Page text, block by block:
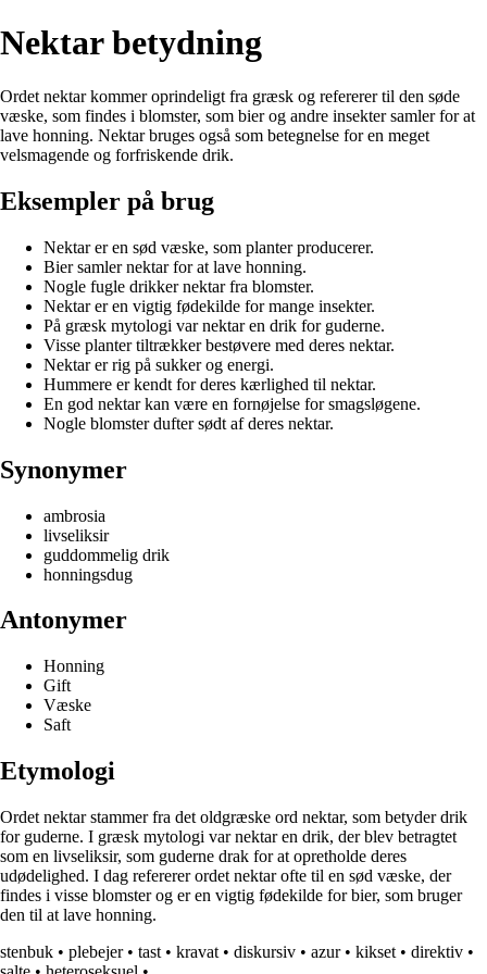
Nektar betydning
Ordet nektar kommer oprindeligt fra græsk og refererer til den søde
væske, som findes i blomster, som bier og andre insekter samler for at
lave honning. Nektar bruges også som betegnelse for en meget
velsmagende og forfriskende drik.
Eksempler på brug
Nektar er en sød væske, som planter producerer.
Bier samler nektar for at lave honning.
Nogle fugle drikker nektar fra blomster.
Nektar er en vigtig fødekilde for mange insekter.
På græsk mytologi var nektar en drik for guderne.
Visse planter tiltrækker bestøvere med deres nektar.
Nektar er rig på sukker og energi.
Hummere er kendt for deres kærlighed til nektar.
En god nektar kan være en fornøjelse for smagsløgene.
Nogle blomster dufter sødt af deres nektar.
Synonymer
ambrosia
livseliksir
guddommelig drik
honningsdug
Antonymer
Honning
Gift
Væske
Saft
Etymologi
Ordet nektar stammer fra det oldgræske ord nektar, som betyder drik
for guderne. I græsk mytologi var nektar en drik, der blev betragtet
som en livseliksir, som guderne drak for at opretholde deres
udødelighed. I dag refererer ordet nektar ofte til en sød væske, der
findes i visse blomster og er en vigtig fødekilde for bier, som bruger
den til at lave honning.
stenbuk • plebejer• tast • kravat • diskursiv • azur• kikset • direktiv •